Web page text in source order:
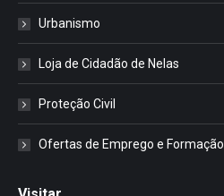
Urbanismo
Loja de Cidadão de Nelas
Proteção Civil
Ofertas de Emprego e Formação